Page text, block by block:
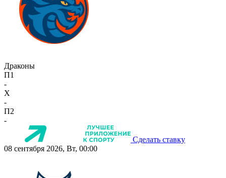
Драконы
П1
-
X
-
П2
-
Сделать ставку
08 сентября 2026, Вт, 00:00